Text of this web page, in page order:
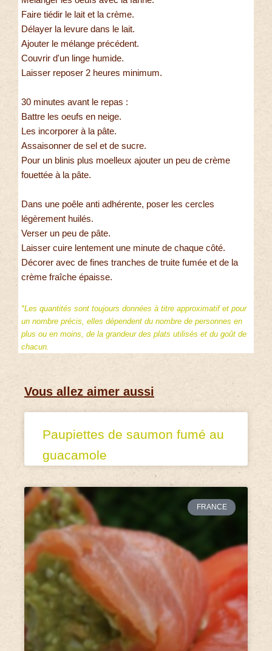
Faire tiédir le lait et la crème.
Délayer la levure dans le lait.
Ajouter le mélange précédent.
Couvrir d'un linge humide.
Laisser reposer 2 heures minimum.
30 minutes avant le repas :
Battre les oeufs en neige.
Les incorporer à la pâte.
Assaisonner de sel et de sucre.
Pour un blinis plus moelleux ajouter un peu de crème
fouettée à la pâte.
Dans une poêle anti adhérente, poser les cercles
légèrement huilés.
Verser un peu de pâte.
Laisser cuire lentement une minute de chaque côté.
Décorer avec de fines tranches de truite fumée et de la
crème fraîche épaisse.
*Les quantités sont toujours données à titre approximatif et pour
un nombre précis, elles dépendent du nombre de personnes en
plus ou en moins, de la grandeur des plats utilisés et du goût de
chacun.
Vous allez aimer aussi
Paupiettes de saumon fumé au
guacamole
FRANCE